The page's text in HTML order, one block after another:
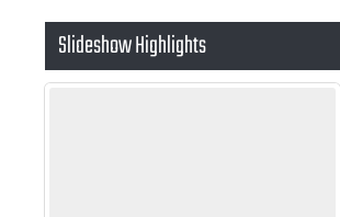
Slideshow Highlights